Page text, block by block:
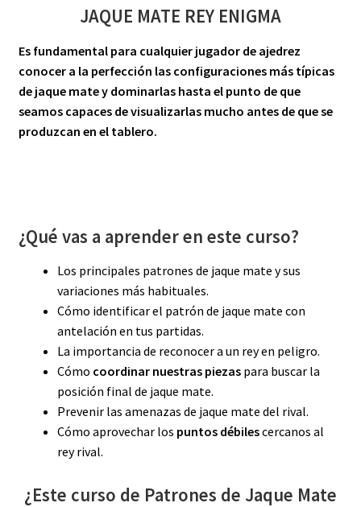
JAQUE MATE REY ENIGMA
Es fundamental para cualquier jugador de ajedrez
conocer a la perfección las configuraciones más típicas
de jaque mate y dominarlas hasta el punto de que
seamos capaces de visualizarlas mucho antes de que se
produzcan en el tablero.
¿Qué vas a aprender en este curso?
Los principales patrones de jaque mate y sus
variaciones más habituales.
Cómo identificar el patrón de jaque mate con
antelación en tus partidas.
La importancia de reconocer a un rey en peligro.
Cómo coordinarnuestras piezaspara buscar la
posición final de jaque mate.
Prevenir las amenazas de jaque mate del rival.
Cómo aprovechar los puntos débilescercanos al
rey rival.
¿Este curso de Patrones de Jaque Mate